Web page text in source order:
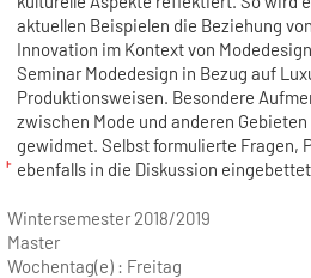
aktuellen Beispielen die Beziehung
Innovation im Kontext von
Seminar Modedesign in Bezug auf
Produktionsweisen. Besondere
zwischen Mode und anderen
gewidmet. Selbst formulierte Fragen,
ebenfalls in die Diskussion
Wintersemester 2018/2019
Master
Wochentag(e) : Freitag